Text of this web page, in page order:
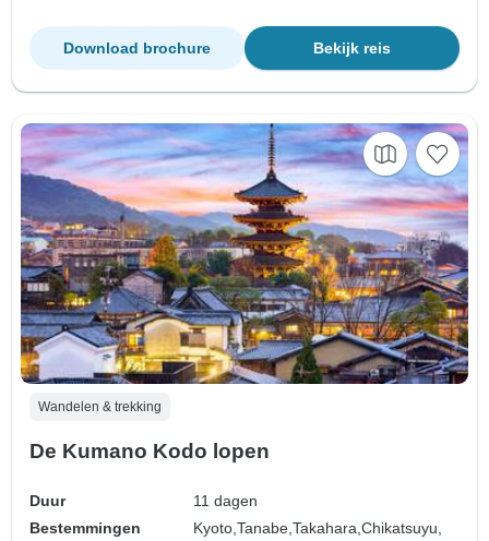
Bekijk reis
Download brochure
Wandelen & trekking
De Kumano Kodo lopen
Duur
11 dagen
Bestemmingen
Kyoto,Tanabe,Takahara,Chikatsuyu,